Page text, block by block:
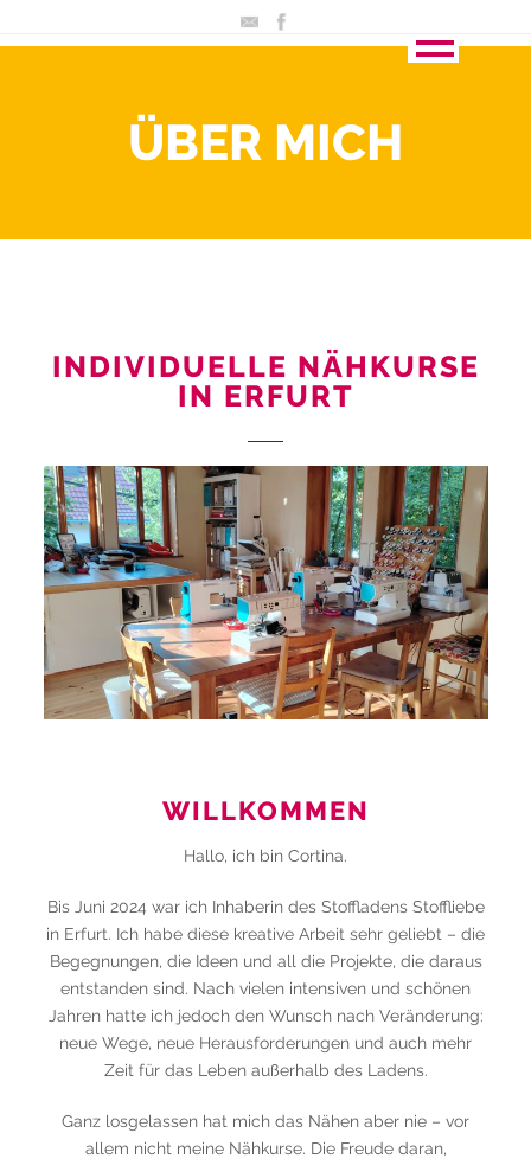
ÜBER MICH
INDIVIDUELLE NÄHKURSE
IN ERFURT
WILLKOMMEN
Hallo, ich bin Cortina.
Bis Juni 2024 war ich Inhaberin des Stoffladens Stoffliebe
in Erfurt. Ich habe diese kreative Arbeit sehr geliebt – die
Begegnungen, die Ideen und all die Projekte, die daraus
entstanden sind. Nach vielen intensiven und schönen
Jahren hatte ich jedoch den Wunsch nach Veränderung:
neue Wege, neue Herausforderungen und auch mehr
Zeit für das Leben außerhalb des Ladens.
Ganz losgelassen hat mich das Nähen aber nie – vor
allem nicht meine Nähkurse. Die Freude daran,